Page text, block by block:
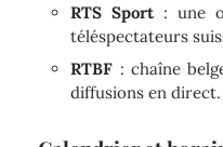
RTS Sport: une
téléspectateurs
RTBF : chaîne
diffusions en direct.